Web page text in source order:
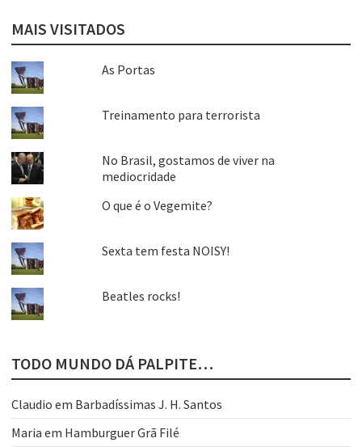
MAIS VISITADOS
As Portas
Treinamento para terrorista
No Brasil, gostamos de viver na
mediocridade
O que é o Vegemite?
Sexta tem festa NOISY!
Beatles rocks!
TODO MUNDO DÁ PALPITE…
Claudio em Barbadíssimas J. H. Santos
Maria em Hamburguer Grã Filé